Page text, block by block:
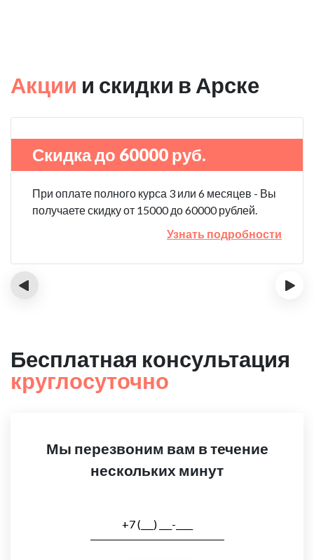
Акции и скидки в Арске
Скидка до 60000 руб.
При оплате полного курса 3 или 6 месяцев - Вы
получаете скидку от 15000 до 60000 рублей.
Узнать подробности
‹ ›
Бесплатная консультация
круглосуточно
Мы перезвоним вам в течение
нескольких минут